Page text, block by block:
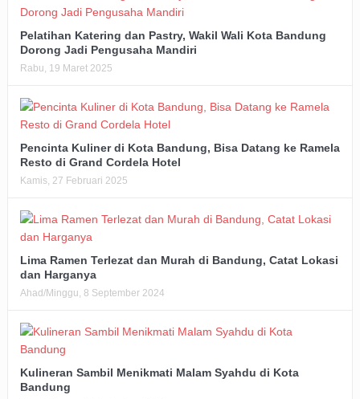
Pelatihan Katering dan Pastry, Wakil Wali Kota Bandung
Dorong Jadi Pengusaha Mandiri
Rabu, 19 Maret 2025
Pencinta Kuliner di Kota Bandung, Bisa Datang ke Ramela
Resto di Grand Cordela Hotel
Kamis, 27 Februari 2025
Lima Ramen Terlezat dan Murah di Bandung, Catat Lokasi
dan Harganya
Ahad/Minggu, 8 September 2024
Kulineran Sambil Menikmati Malam Syahdu di Kota
Bandung